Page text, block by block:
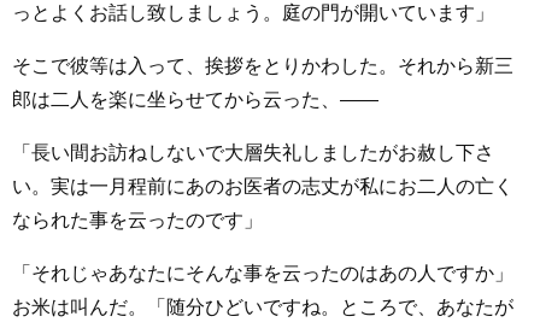
っとよくお話し致しましょう。庭の門が開いています」
そこで彼等は入って、挨拶をとりかわした。それから新三
郎は二人を楽に坐らせてから云った、――
「長い間お訪ねしないで大層失礼しましたがお赦し下さ
い。実は一月程前にあのお医者の志丈が私にお二人の亡く
なられた事を云ったのです」
「それじゃあなたにそんな事を云ったのはあの人ですか」
お米は叫んだ。「随分ひどいですね。ところで、あなたが